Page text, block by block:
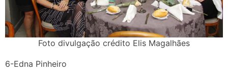
Foto divulgação crédito Elis Magalhães
6-Edna Pinheiro